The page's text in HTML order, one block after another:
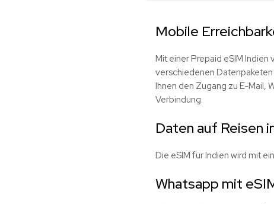
Mobile
Mit einer Prepaid eSIM
verschiedenen
Ihnen den Zugang zu E-Mail,
Verbindung.
Daten auf Reisen
Die eSIM für Indien wird mit
Whatsapp mit